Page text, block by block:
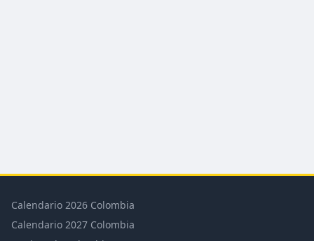
Calendario 2026 Colombia
Calendario 2027 Colombia